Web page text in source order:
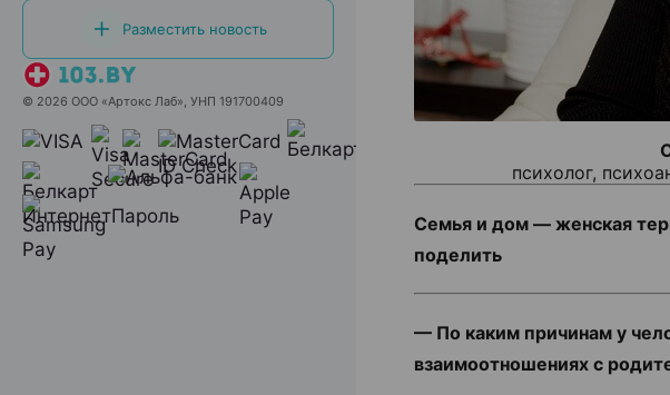
Разместить новость
© 2026 ООО «Артокс Лаб», УНП 191700409
психолог,
Семья и дом — женская
поделить
— По каким причинам у
взаимоотношениях с